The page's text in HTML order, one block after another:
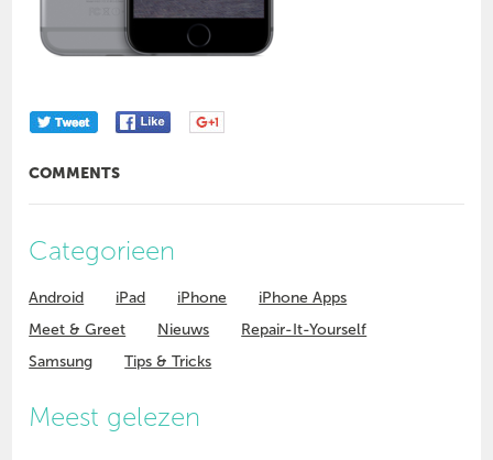
COMMENTS
Categorieen
Android iPad iPhone
iPhone Apps
Meet & Greet
Nieuws
Repair-It-Yourself
Samsung
Tips & Tricks
Meest gelezen